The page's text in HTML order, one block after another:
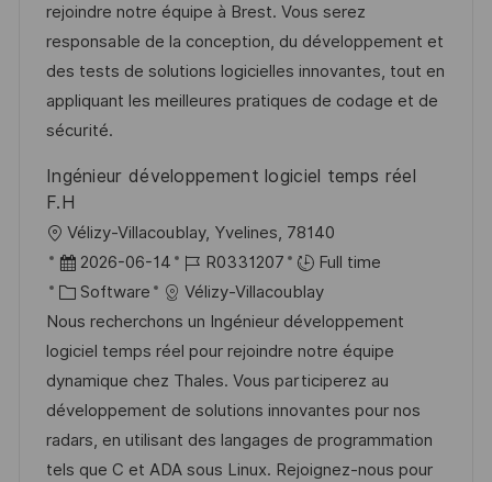
t
i
o
n
e
d
D
a
I
d
e
g
o
r
rejoindre notre équipe à Brest. Vous serez
responsable de la conception, du développement et
des tests de solutions logicielles innovantes, tout en
appliquant les meilleures pratiques de codage et de
sécurité.
Ingénieur développement logiciel temps réel
F.H
L
o
c
a
t
i
o
n
Vélizy-Villacoublay, Yvelines, 78140
P
o
s
t
e
d
D
a
2026-06-14
J
o
b
I
d
R0331207
Full time
C
a
t
e
g
o
r
Software
Vélizy-Villacoublay
Nous recherchons un Ingénieur développement
logiciel temps réel pour rejoindre notre équipe
dynamique chez Thales. Vous participerez au
développement de solutions innovantes pour nos
radars, en utilisant des langages de programmation
tels que C et ADA sous Linux. Rejoignez-nous pour